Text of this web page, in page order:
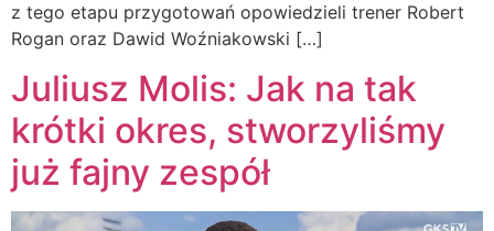
z tego etapu przygotowań opowiedzieli trener Robert
Rogan oraz Dawid Woźniakowski […]
Juliusz Molis: Jak na tak
krótki okres, stworzyliśmy
już fajny zespół